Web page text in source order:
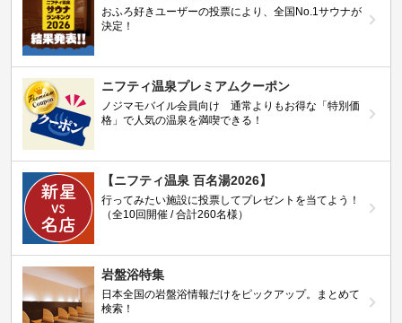
おふろ好きユーザーの投票により、全国No.1サウナが
決定！
ニフティ温泉プレミアムクーポン
ノジマモバイル会員向け 通常よりもお得な「特別価
格」で人気の温泉を満喫できる！
【ニフティ温泉 百名湯2026】
行ってみたい施設に投票してプレゼントを当てよう！
（全10回開催 / 合計260名様）
岩盤浴特集
日本全国の岩盤浴情報だけをピックアップ。まとめて
検索！